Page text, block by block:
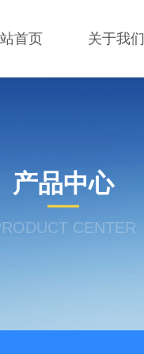
首页 关于我们
产品中心
CENTER